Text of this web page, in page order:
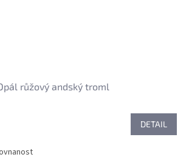
růžový andský troml
DETAIL